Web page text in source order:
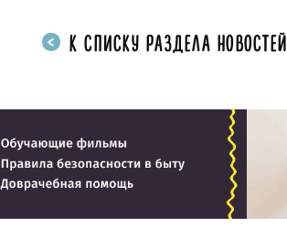
К СПИСКУ РАЗДЕЛА НОВОСТЕЙ